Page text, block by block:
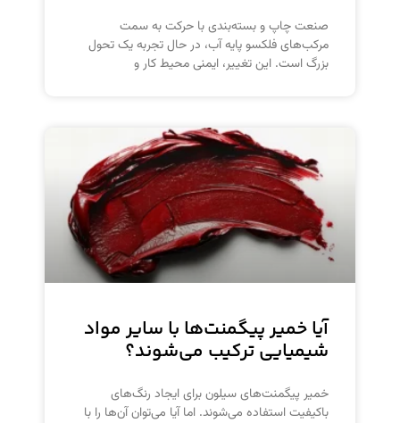
صنعت چاپ و بسته‌بندی با حرکت به سمت
مرکب‌های فلکسو پایه آب، در حال تجربه یک تحول
بزرگ است. این تغییر، ایمنی محیط کار و
آیا خمیر پیگمنت‌ها با سایر مواد
شیمیایی ترکیب می‌شوند؟
خمیر پیگمنت‌های سیلون برای ایجاد رنگ‌های
باکیفیت استفاده می‌شوند. اما آیا می‌توان آن‌ها را با